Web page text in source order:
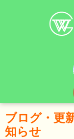
ブログ・更
知らせ